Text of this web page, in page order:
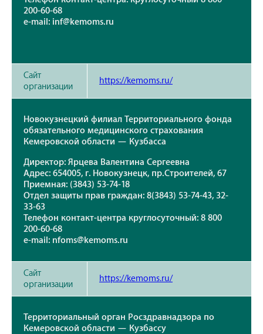
200-60-68
e-mail: inf@kemoms.ru
Сайт
организации
https://kemoms.ru/
Новокузнецкий филиал Территориального фонда
обязательного медицинского страхования
Кемеровской области — Кузбасса
Директор: Ярцева Валентина Сергеевна
Адрес: 654005, г. Новокузнецк, пр.Строителей, 67
Приемная: (3843) 53-74-18
Отдел защиты прав граждан: 8(3843) 53-74-43, 32-
33-63
Телефон контакт-центра круглосуточный: 8 800
200-60-68
e-mail: nfoms@kemoms.ru
Сайт
организации
https://kemoms.ru/
Территориальный орган Росздравнадзора по
Кемеровской области — Кузбассу